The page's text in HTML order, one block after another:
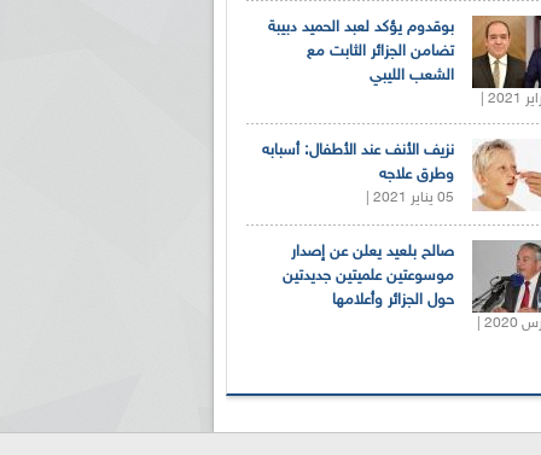
بوقدوم يؤكد لعبد الحميد دبيبة
تضامن الجزائر الثابت مع
الشعب الليبي
نزيف الأنف عند الأطفال: أسبابه
وطرق علاجه
05 يناير 2021 |
صالح بلعيد يعلن عن إصدار
موسوعتين علميتين جديدتين
حول الجزائر وأعلامها